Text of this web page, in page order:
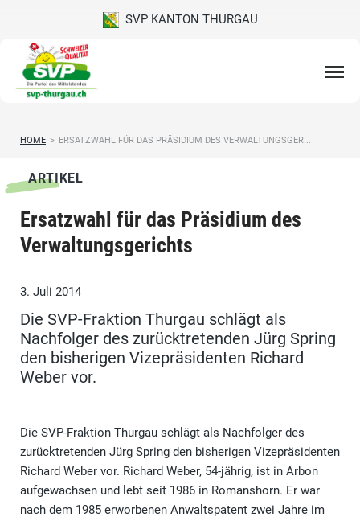
SVP KANTON THURGAU
HOME > ERSATZWAHL FÜR DAS PRÄSIDIUM DES VERWALTUNGSGER...
ARTIKEL
Ersatzwahl für das Präsidium des
Verwaltungsgerichts
3. Juli 2014
Die SVP-Fraktion Thurgau schlägt als
Nachfolger des zurücktretenden Jürg Spring
den bisherigen Vizepräsidenten Richard
Weber vor.
Die SVP-Fraktion Thurgau schlägt als Nachfolger des
zurücktretenden Jürg Spring den bisherigen Vizepräsidenten
Richard Weber vor. Richard Weber, 54-jährig, ist in Arbon
aufgewachsen und lebt seit 1986 in Romanshorn. Er war
nach dem 1985 erworbenen Anwaltspatent zwei Jahre im